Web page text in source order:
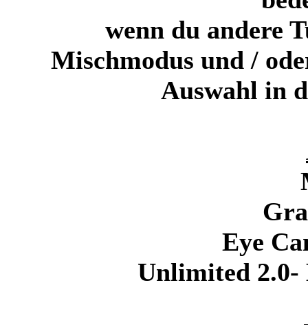
wenn du andere
Mischmodus und /
Auswahl in
Eye
Unlimited 2.0-